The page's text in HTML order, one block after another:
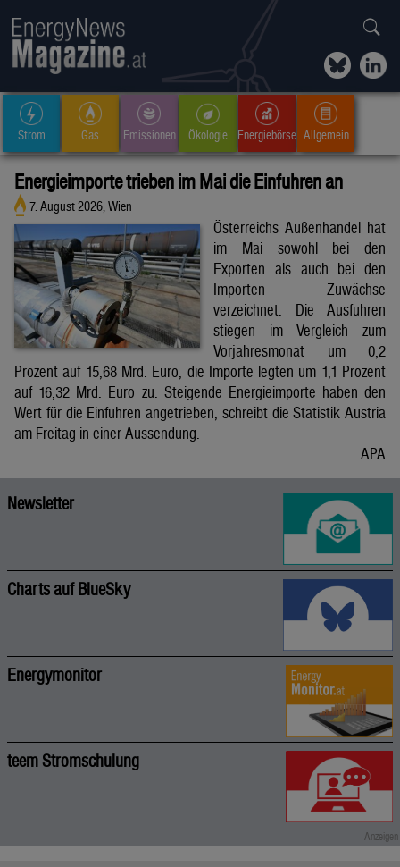
Strom Gas Emissionen Ökologie Energiebörse Allgemein
Energieimporte trieben im Mai die Einfuhren an
7. August 2026, Wien
Österreichs Außenhandel hat
im Mai sowohl bei den
Exporten als auch bei den
Importen Zuwächse
verzeichnet. Die Ausfuhren
stiegen im Vergleich zum
Vorjahresmonat um 0,2
Prozent auf 15,68 Mrd. Euro, die Importe legten um 1,1 Prozent
auf 16,32 Mrd. Euro zu. Steigende Energieimporte haben den
Wert für die Einfuhren angetrieben, schreibt die Statistik Austria
am Freitag in einer Aussendung.
APA
Newsletter
Charts auf BlueSky
Energymonitor
teem Stromschulung